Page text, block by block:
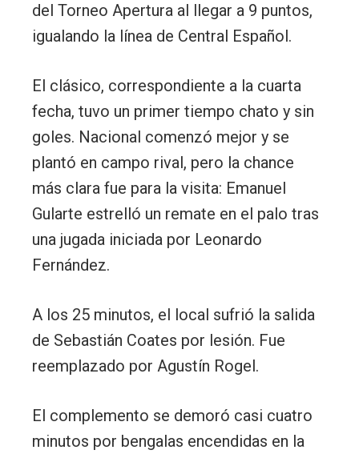
del Torneo Apertura al llegar a 9 puntos,
igualando la línea de Central Español.
El clásico, correspondiente a la cuarta
fecha, tuvo un primer tiempo chato y sin
goles. Nacional comenzó mejor y se
plantó en campo rival, pero la chance
más clara fue para la visita: Emanuel
Gularte estrelló un remate en el palo tras
una jugada iniciada por Leonardo
Fernández.
A los 25 minutos, el local sufrió la salida
de Sebastián Coates por lesión. Fue
reemplazado por Agustín Rogel.
El complemento se demoró casi cuatro
minutos por bengalas encendidas en la